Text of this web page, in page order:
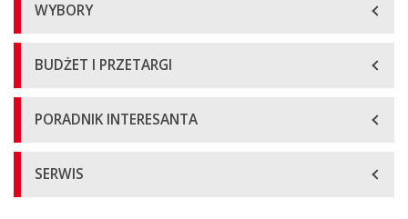
WYBORY
BUDŻET I PRZETARGI
PORADNIK INTERESANTA
SERWIS